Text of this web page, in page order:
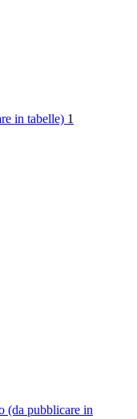
in tabelle) 1
(da pubblicare in